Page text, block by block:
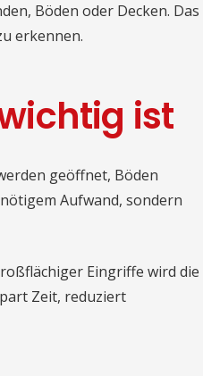
Böden oder Decken. Das
erkennen.
ist
geöffnet, Böden
Aufwand, sondern
Eingriffe wird die
Zeit, reduziert